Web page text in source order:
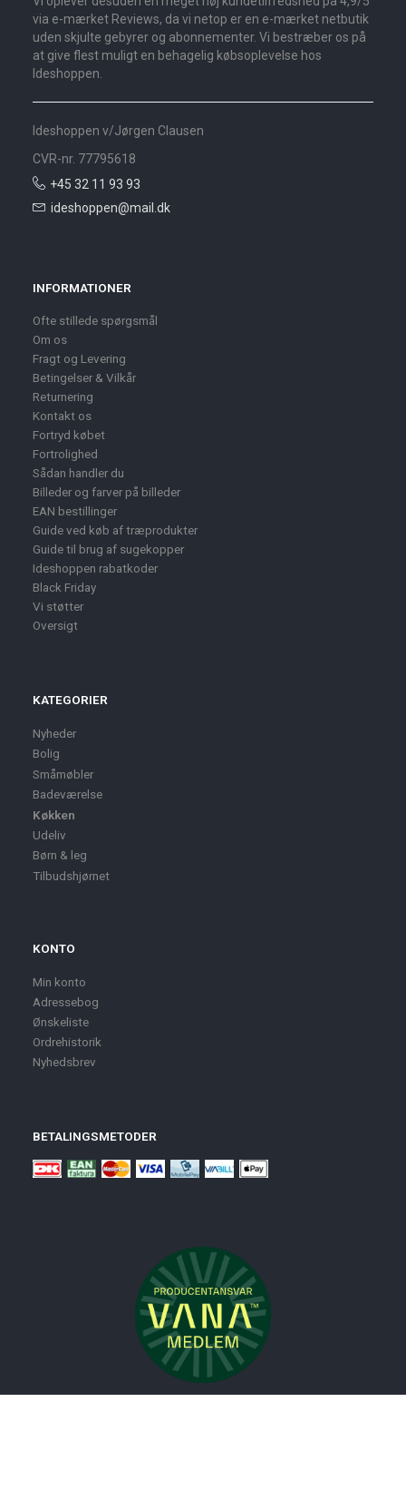
via e-mærket Reviews, da vi netop er en e-mærket netbutik
uden skjulte gebyrer og abonnementer. Vi bestræber os på
at give flest muligt en behagelig købsoplevelse hos
Ideshoppen.
Ideshoppen v/Jørgen Clausen
CVR-nr. 77795618
+45 32 11 93 93
ideshoppen@mail.dk
INFORMATIONER
Ofte stillede spørgsmål
Om os
Fragt og Levering
Betingelser & Vilkår
Returnering
Kontakt os
Fortryd købet
Fortrolighed
Sådan handler du
Billeder og farver på billeder
EAN bestillinger
Guide ved køb af træprodukter
Guide til brug af sugekopper
Ideshoppen rabatkoder
Black Friday
Vi støtter
Oversigt
KATEGORIER
Nyheder
Bolig
Småmøbler
Badeværelse
Køkken
Udeliv
Børn & leg
Tilbudshjørnet
KONTO
Min konto
Adressebog
Ønskeliste
Ordrehistorik
Nyhedsbrev
BETALINGSMETODER